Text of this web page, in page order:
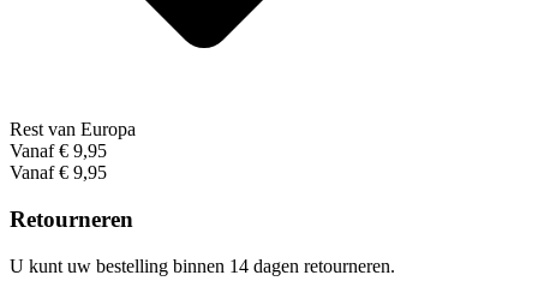
Rest van Europa
Vanaf € 9,95
Vanaf € 9,95
Retourneren
U kunt uw bestelling binnen 14 dagen retourneren.